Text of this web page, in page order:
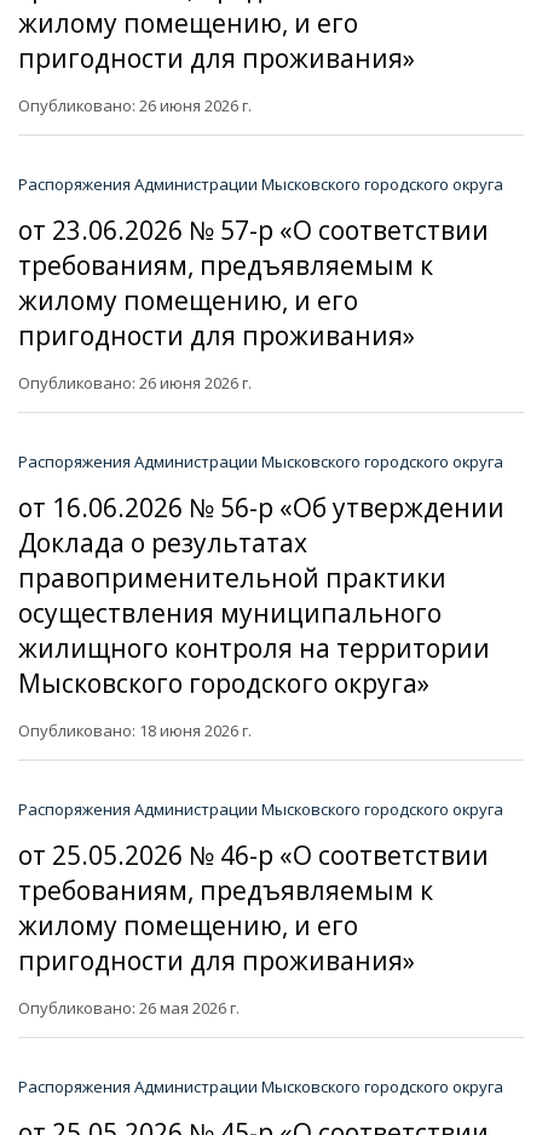
жилому помещению, и его
пригодности для проживания»
Опубликовано: 26 июня 2026 г.
Распоряжения Администрации Мысковского городского округа
от 23.06.2026 № 57-р «О соответствии
требованиям, предъявляемым к
жилому помещению, и его
пригодности для проживания»
Опубликовано: 26 июня 2026 г.
Распоряжения Администрации Мысковского городского округа
от 16.06.2026 № 56-р «Об утверждении
Доклада о результатах
правоприменительной практики
осуществления муниципального
жилищного контроля на территории
Мысковского городского округа»
Опубликовано: 18 июня 2026 г.
Распоряжения Администрации Мысковского городского округа
от 25.05.2026 № 46-р «О соответствии
требованиям, предъявляемым к
жилому помещению, и его
пригодности для проживания»
Опубликовано: 26 мая 2026 г.
Распоряжения Администрации Мысковского городского округа